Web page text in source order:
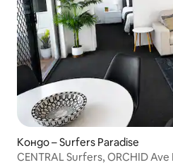
Кондо – Surfers Paradise
CENTRAL Surfers, ORCHID Ave